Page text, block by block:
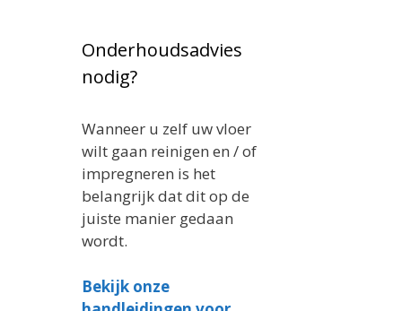
Onderhoudsadvies
nodig?
Wanneer u zelf uw vloer
wilt gaan reinigen en / of
impregneren is het
belangrijk dat dit op de
juiste manier gedaan
wordt.
Bekijk onze